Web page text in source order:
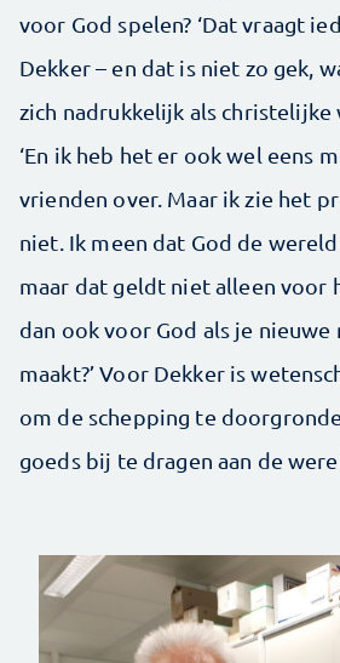
voor God spelen? ‘Dat vraagt
Dekker – en dat is niet zo gek,
zich nadrukkelijk als christelijke
‘En ik heb het er ook wel eens
vrienden over. Maar ik zie het
niet. Ik meen dat God de
maar dat geldt niet alleen voor
dan ook voor God als je nieuwe
maakt?’ Voor Dekker is
om de schepping te
goeds bij te dragen aan de